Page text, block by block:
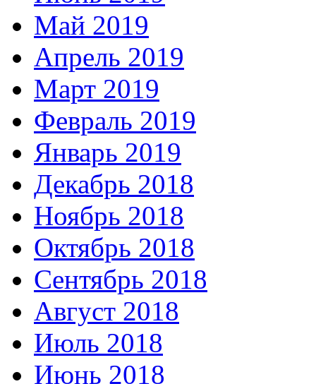
Май 2019
Апрель 2019
Март 2019
Февраль 2019
Январь 2019
Декабрь 2018
Ноябрь 2018
Октябрь 2018
Сентябрь 2018
Август 2018
Июль 2018
Июнь 2018